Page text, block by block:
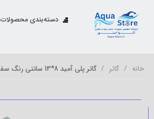
دسته‌بندی محصولات
خانه گاتر گاتر پلی آمید 8*13 سانتی رنگ سفید